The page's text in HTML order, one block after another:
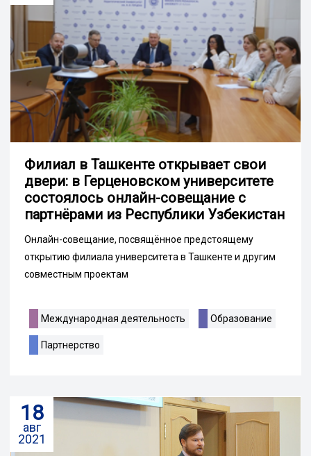
Филиал в Ташкенте открывает свои
двери: в Герценовском университете
состоялось онлайн-совещание с
партнёрами из Республики Узбекистан
Онлайн-совещание, посвящённое предстоящему
открытию филиала университета в Ташкенте и другим
совместным проектам
Международная деятельность Образование
Партнерство
18
авг
2021